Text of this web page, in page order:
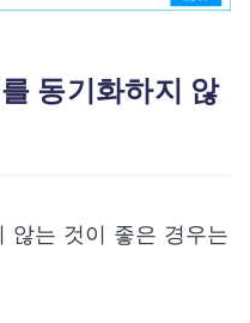
동기화하지 않
않는 것이 좋은 경우는